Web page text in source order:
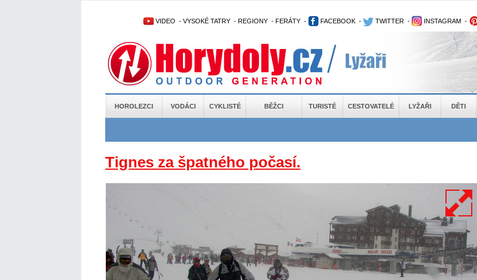
VIDEO - VYSOKÉ TATRY - REGIONY - FERÁTY - FACEBOOK - TWITTER - INSTAGRAM -
HOROLEZCI VODÁCI CYKLISTÉ BĚŽCI TURISTÉ CESTOVATELÉ LYŽAŘI DĚTI
Tignes za špatného počasí.